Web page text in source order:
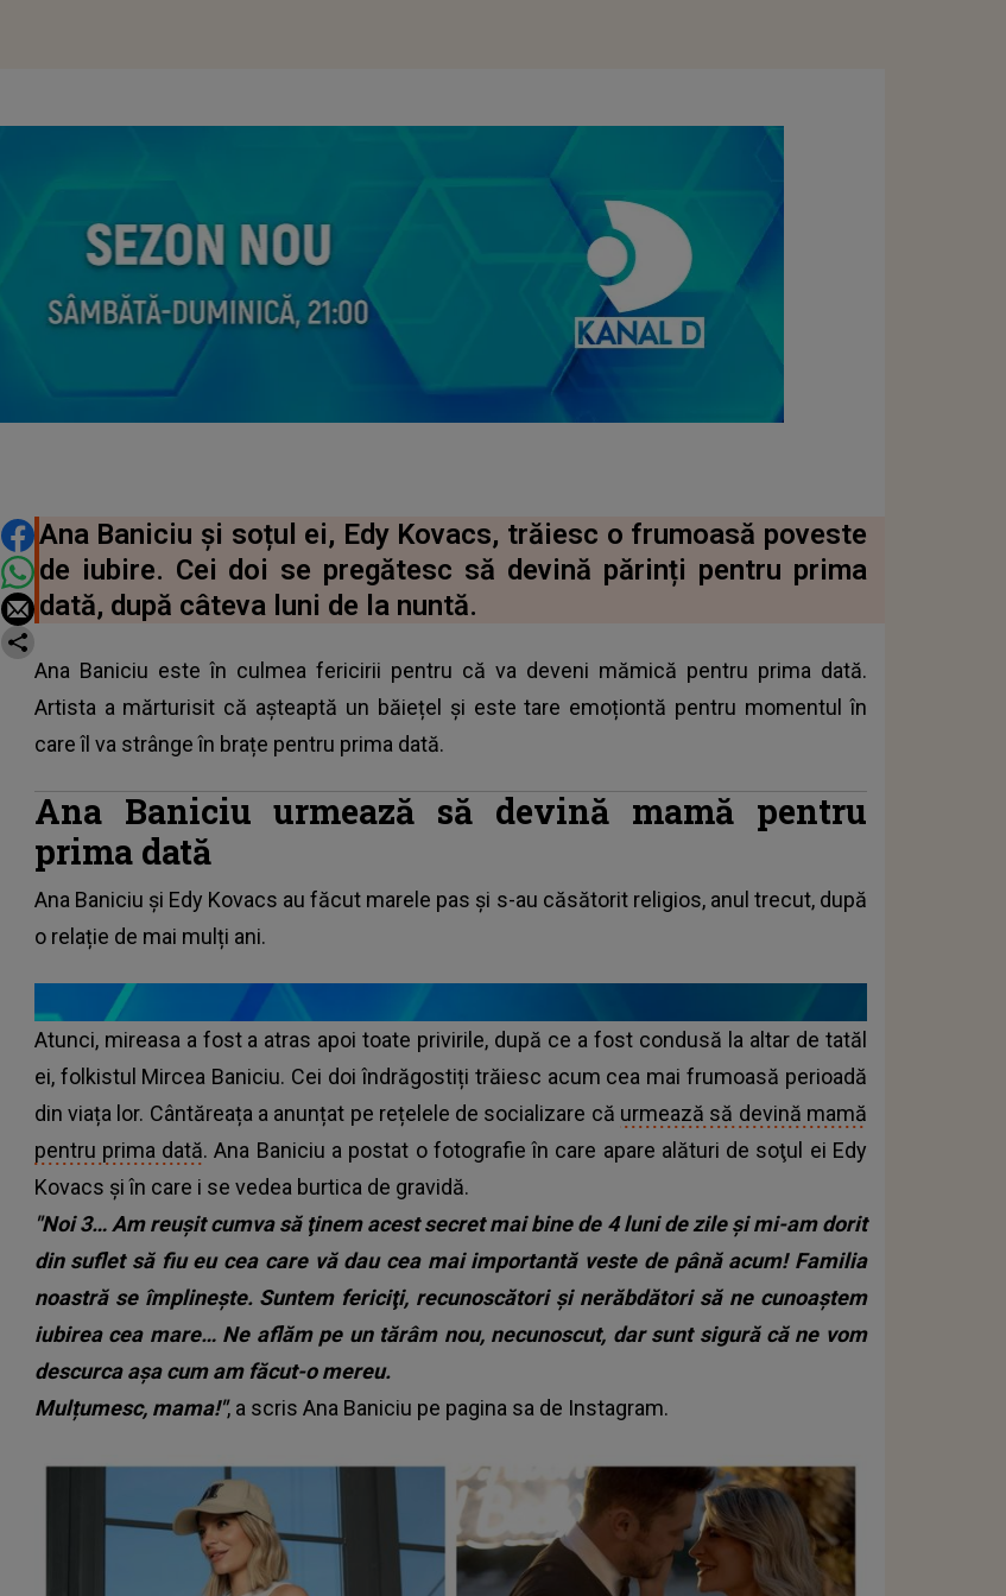
DISTRIBUIE ARTICOLUL
Ana Baniciu și soțul ei, Edy Kovacs, trăiesc o frumoasă poveste
de iubire. Cei doi se pregătesc să devină părinți pentru prima
dată, după câteva luni de la nuntă.
Ana Baniciu este în culmea fericirii pentru că va deveni mămică pentru prima dată.
Artista a mărturisit că așteaptă un băiețel și este tare emoționtă pentru momentul în
care îl va strânge în brațe pentru prima dată.
Ana Baniciu urmează să devină mamă pentru
prima dată
Ana Baniciu și Edy Kovacs au făcut marele pas și s-au căsătorit religios, anul trecut, după
o relație de mai mulți ani.
Atunci, mireasa a fost a atras apoi toate privirile, după ce a fost condusă la altar de tatăl
ei, folkistul Mircea Baniciu. Cei doi îndrăgostiți trăiesc acum cea mai frumoasă perioadă
din viața lor. Cântăreața a anunțat pe rețelele de socializare că urmează să devină mamă
pentru prima dată. Ana Baniciu a postat o fotografie în care apare alături de soţul ei Edy
Kovacs şi în care i se vedea burtica de gravidă.
"Noi 3… Am reuşit cumva să ţinem acest secret mai bine de 4 luni de zile şi mi-am dorit
din suflet să fiu eu cea care vă dau cea mai importantă veste de până acum! Familia
noastră se împlineşte. Suntem fericiţi, recunoscători şi nerăbdători să ne cunoaştem
iubirea cea mare… Ne aflăm pe un tărâm nou, necunoscut, dar sunt sigură că ne vom
descurca aşa cum am făcut-o mereu.
Mulțumesc, mama!", a scris Ana Baniciu pe pagina sa de Instagram.